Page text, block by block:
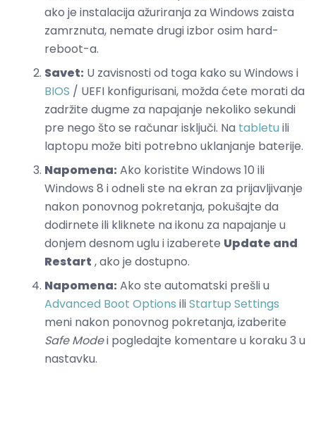
ako je instalacija ažuriranja za Windows zaista
zamrznuta, nemate drugi izbor osim hard-
reboot-a.
Savet: U zavisnosti od toga kako su Windows i
BIOS / UEFI konfigurisani, možda ćete morati da
zadržite dugme za napajanje nekoliko sekundi
pre nego što se računar isključi. Na tabletuili
laptopu može biti potrebno uklanjanje baterije.
Napomena: Ako koristite Windows 10 ili
Windows 8 i odneli ste na ekran za prijavljivanje
nakon ponovnog pokretanja, pokušajte da
dodirnete ili kliknete na ikonu za napajanje u
donjem desnom uglu i izaberete Update and
Restart , ako je dostupno.
Napomena: Ako ste automatski prešli u
Advanced Boot Options iliStartup Settings
meni nakon ponovnog pokretanja, izaberite
Safe Modei pogledajte komentare u koraku 3 u
nastavku.